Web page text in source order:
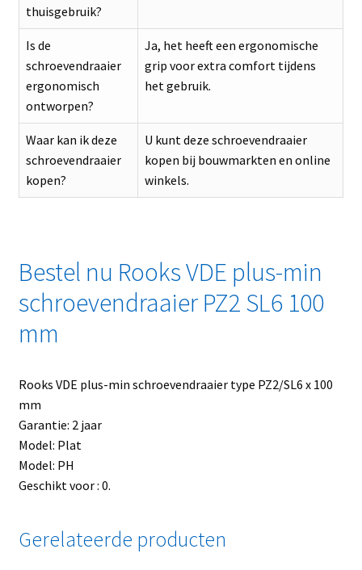
thuisgebruik?
Is de
schroevendraaier
ergonomisch
ontworpen?
Ja, het heeft een ergonomische
grip voor extra comfort tijdens
het gebruik.
Waar kan ik deze
schroevendraaier
kopen?
U kunt deze schroevendraaier
kopen bij bouwmarkten en online
winkels.
Bestel nu Rooks VDE plus-min
schroevendraaier PZ2 SL6 100
mm
Rooks VDE plus-min schroevendraaier type PZ2/SL6 x 100
mm
Garantie: 2 jaar
Model: Plat
Model: PH
Geschikt voor : 0.
Gerelateerde producten